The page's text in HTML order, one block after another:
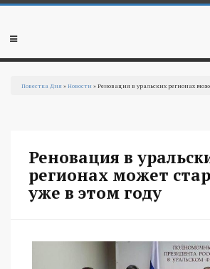
Перейти к основному содержанию
Мобильное
Повестка Дня »Новости » Реновация в уральских регионах
Реновация в
регионах может
уже в этом году